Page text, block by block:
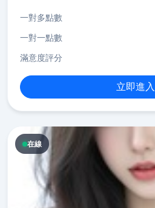
一對多點數
一對一點數
滿意度評分
立即進入
在線